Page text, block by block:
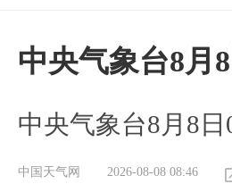
中央气象台8月
中央气象台8月8
中国天气网 2026-08-08 08:46